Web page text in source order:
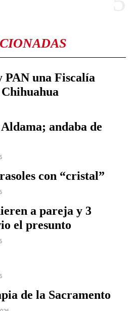
PAN una Fiscalía
andaba de
con “cristal”
a pareja y 3
el presunto
de la Sacramento